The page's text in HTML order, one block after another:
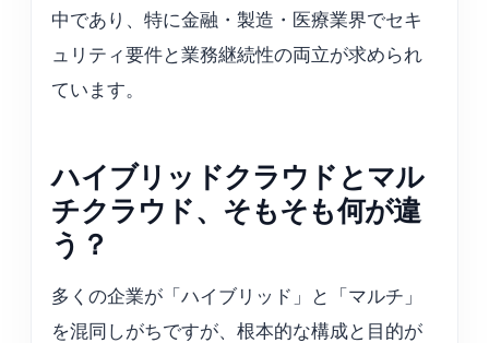
中であり、特に金融・製造・医療業界でセキ
ュリティ要件と業務継続性の両立が求められ
ています。
ハイブリッドクラウドとマル
チクラウド、そもそも何が違
う？
多くの企業が「ハイブリッド」と「マルチ」
を混同しがちですが、根本的な構成と目的が